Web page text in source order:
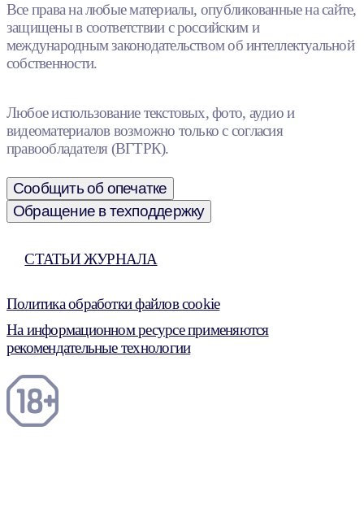
Все права на любые материалы, опубликованные на сайте,
защищены в соответствии с российским и
международным законодательством об интеллектуальной
собственности.
Любое использование текстовых, фото, аудио и
видеоматериалов возможно только с согласия
правообладателя (ВГТРК).
Сообщить об опечатке
Обращение в техподдержку
СТАТЬИ ЖУРНАЛА
Политика обработки файлов cookie
На информационном ресурсе применяются
рекомендательные технологии